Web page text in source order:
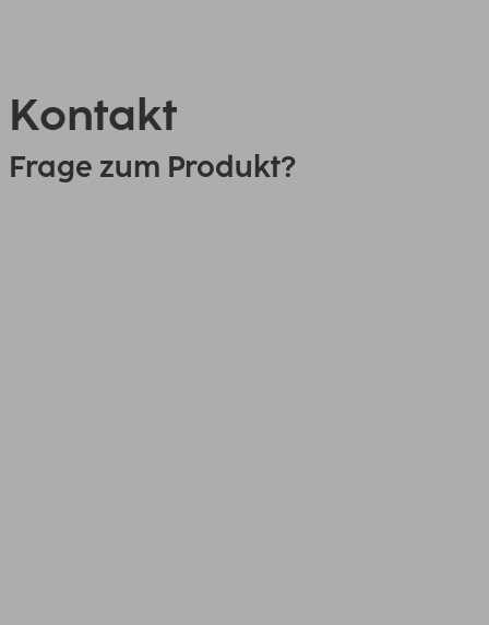
Kontakt
Frage zum Produkt?